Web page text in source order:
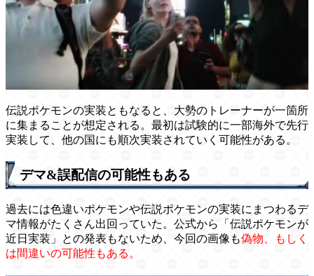
伝説ポケモンの実装ともなると、大勢のトレーナーが一箇所
に集まることが想定される。最初は試験的に一部海外で先行
実装して、他の国にも順次実装されていく可能性がある。
デマ&誤配信の可能性もある
過去には色違いポケモンや伝説ポケモンの実装にまつわるデ
マ情報がたくさん出回っていた。公式から「伝説ポケモンが
近日実装」との発表もないため、今回の画像も偽物、もしく
は間違いの可能性もある。